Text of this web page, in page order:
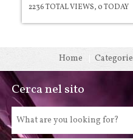
2236 TOTAL VIEWS, 0 TODAY
Home Categorie
Cerca nel sito